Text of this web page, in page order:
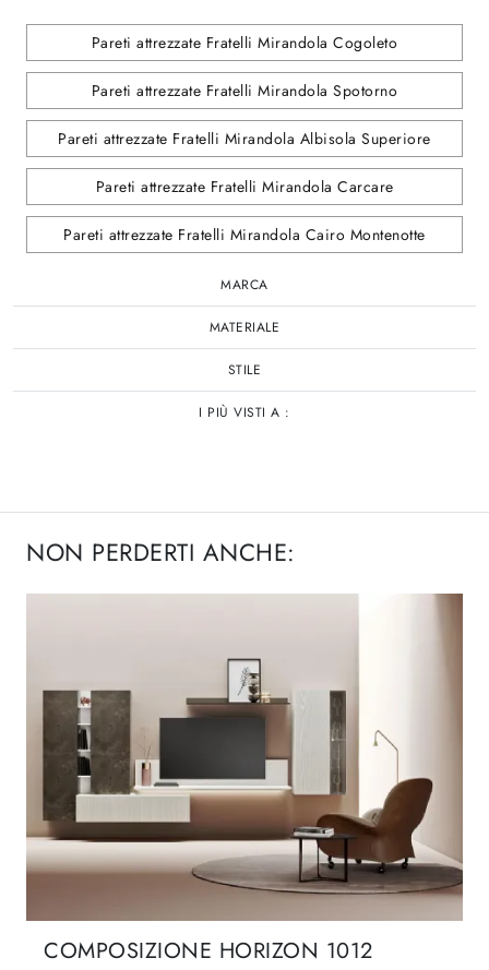
Pareti attrezzate Fratelli Mirandola Cogoleto
Pareti attrezzate Fratelli Mirandola Spotorno
Pareti attrezzate Fratelli Mirandola Albisola Superiore
Pareti attrezzate Fratelli Mirandola Carcare
Pareti attrezzate Fratelli Mirandola Cairo Montenotte
MARCA
MATERIALE
STILE
I PIÙ VISTI A :
NON PERDERTI ANCHE:
COMPOSIZIONE HORIZON 1012